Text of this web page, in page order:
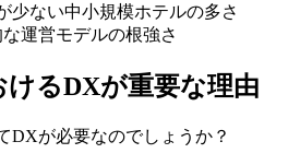
少ない中小規模ホテルの多さ
運営モデルの根強さ
るDXが重要な理由
DXが必要なのでしょうか？